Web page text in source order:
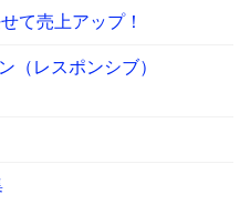
て売上アップ！
（レスポンシブ）